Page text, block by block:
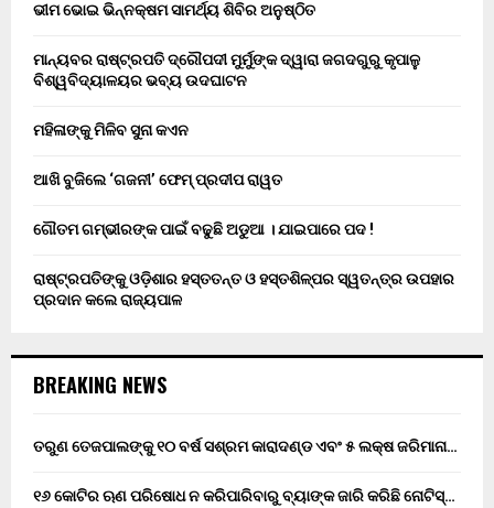
ଭୀମ ଭୋଇ ଭିନ୍ନକ୍ଷମ ସାମର୍ଥ୍ୟ ଶିବିର ଅନୁଷ୍ଠିତ
ମାନ୍ୟବର ରାଷ୍ଟ୍ରପତି ଦ୍ରୌପଦୀ ମୁର୍ମୁଙ୍କ ଦ୍ୱାରା ଜଗଦଗୁରୁ କୃପାଳୁ
ବିଶ୍ୱବିଦ୍ୟାଳୟର ଭବ୍ୟ ଉଦଘାଟନ
ମହିଳାଙ୍କୁ ମିଳିବ ସୁନା କଏନ
ଆଖି ବୁଜିଲେ ‘ଗଜନୀ’ ଫେମ୍ ପ୍ରଦୀପ ରାୱତ
ଗୌତମ ଗମ୍ଭୀରଙ୍କ ପାଇଁ ବଢୁଛି ଅଡୁଆ । ଯାଇପାରେ ପଦ !
ରାଷ୍ଟ୍ରପତିଙ୍କୁ ଓଡ଼ିଶାର ହସ୍ତତନ୍ତ ଓ ହସ୍ତଶିଳ୍ପର ସ୍ୱତନ୍ତ୍ର ଉପହାର
ପ୍ରଦାନ କଲେ ରାଜ୍ୟପାଳ
BREAKING NEWS
ତରୁଣ ତେଜପାଲଙ୍କୁ ୧୦ ବର୍ଷ ସଶ୍ରମ କାରାଦଣ୍ଡ ଏବଂ ₹୫ ଲକ୍ଷ ଜରିମାନା…
୧୬ କୋଟିର ଋଣ ପରିଷୋଧ ନ କରିପାରିବାରୁ ବ୍ୟାଙ୍କ ଜାରି କରିଛି ନୋଟିସ୍…